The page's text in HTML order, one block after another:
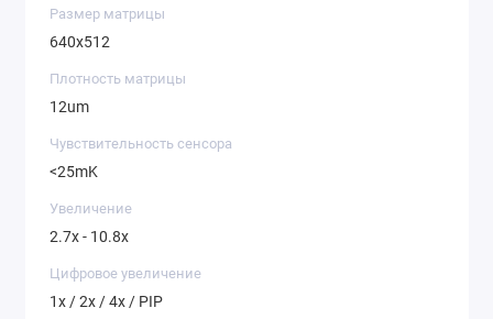
Размер матрицы
640x512
Плотность матрицы
12um
Чувствительность сенсора
<25mK
Увеличение
2.7x - 10.8x
Цифровое увеличение
1x / 2x / 4x / PIP